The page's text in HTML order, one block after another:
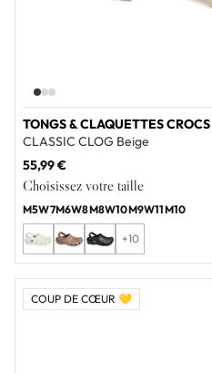
TONGS & CLAQUETTES
CLASSIC CLOG Beige
55,99 €
Choisissez votre taille
M5W7M6W8M8W10M9W11M10
+10
COUP DE CŒUR 💛